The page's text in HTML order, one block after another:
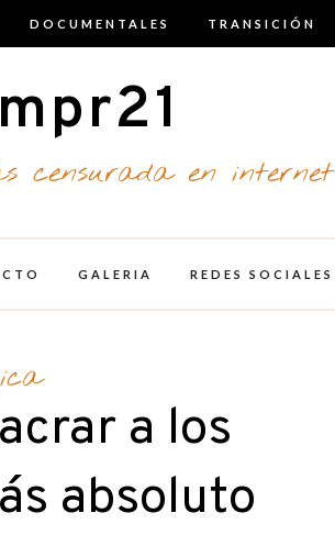
DOCUMENTALES TRANSICIÓN
mpr21
censurada en internet
GALERIA REDES SOCIALES
a los
absoluto